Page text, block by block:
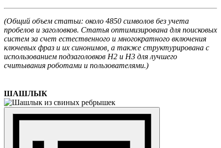
(Общий объем статьи: около 4850 символов без учета
пробелов и заголовков. Статья оптимизирована для поисковых
систем за счет естественного и многократного включения
ключевых фраз и их синонимов, а также структурирована с
использованием подзаголовков H2 и H3 для лучшего
считывания роботами и пользователями.)
ШАШЛЫК